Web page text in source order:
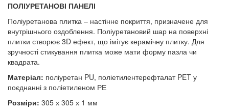
ПОЛІУРЕТАНОВІ ПАНЕЛІ
Поліуретанова плитка – настінне покриття, призначене для
внутрішнього оздоблення. Поліуретановий шар на поверхні
плитки створює 3D ефект, що імітує керамічну плитку. Для
зручності стикування плитка може мати форму пазла чи
квадрата.
Матеріал: поліуретан PU, поліетилентерефталат PET у
поєднанні з поліетиленом РЕ
Розміри: 305 х 305 х 1 мм